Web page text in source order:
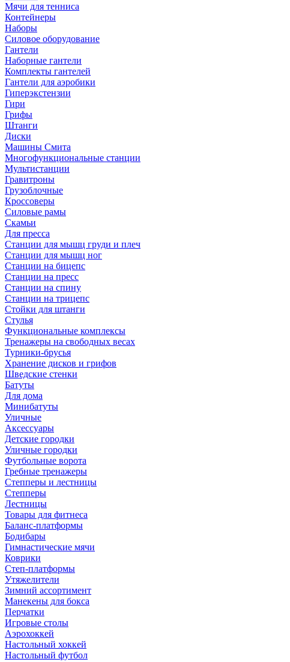
Мячи для тенниса
Контейнеры
Наборы
Силовое оборудование
Гантели
Наборные гантели
Комплекты гантелей
Гантели для аэробики
Гиперэкстензии
Гири
Грифы
Штанги
Диски
Машины Смита
Многофункциональные станции
Мультистанции
Гравитроны
Грузоблочные
Кроссоверы
Силовые рамы
Скамьи
Для пресса
Станции для мышц груди и плеч
Станции для мышц ног
Станции на бицепс
Станции на пресс
Станции на спину
Станции на трицепс
Стойки для штанги
Стулья
Функциональные комплексы
Тренажеры на свободных весах
Турники-брусья
Хранение дисков и грифов
Шведские стенки
Батуты
Для дома
Минибатуты
Уличные
Аксессуары
Детские городки
Уличные городки
Футбольные ворота
Гребные тренажеры
Степперы и лестницы
Степперы
Лестницы
Товары для фитнеса
Баланс-платформы
Бодибары
Гимнастические мячи
Коврики
Степ-платформы
Утяжелители
Зимний ассортимент
Манекены для бокса
Перчатки
Игровые столы
Аэрохоккей
Настольный хоккей
Настольный футбол